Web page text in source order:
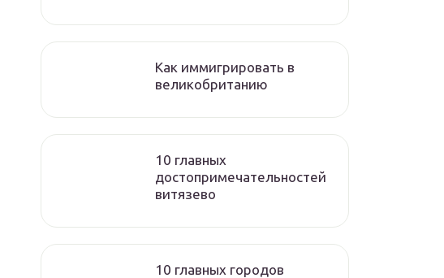
Как иммигрировать в
великобританию
10 главных
достопримечательностей
витязево
10 главных городов